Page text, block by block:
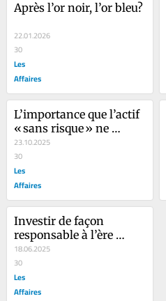
Après l’or noir, l’or bleu?
22.01.2026
30
Les
Affaires
L’importance que l’actif
« sans risque » ne
devienne pas trop risqué
23.10.2025
30
Les
Affaires
Investir de façon
responsable à l’ère
Trump 2.0
18.06.2025
30
Les
Affaires